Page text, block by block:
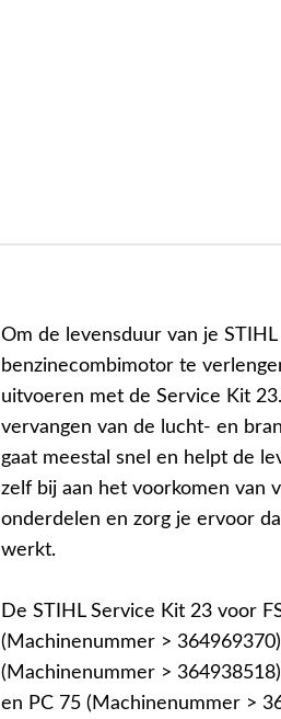
Om de levensduur van je
benzinecombimotor te
uitvoeren met de Service Kit
vervangen van de lucht- en
gaat meestal snel en helpt de
zelf bij aan het voorkomen van
onderdelen en zorg je ervoor
werkt.
De STIHL Service Kit 23 voor
(Machinenummer >
(Machinenummer >
en PC 75 (Machinenummer >